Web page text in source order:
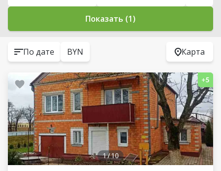
Показать (1)
По дате BYN Карта
1/10